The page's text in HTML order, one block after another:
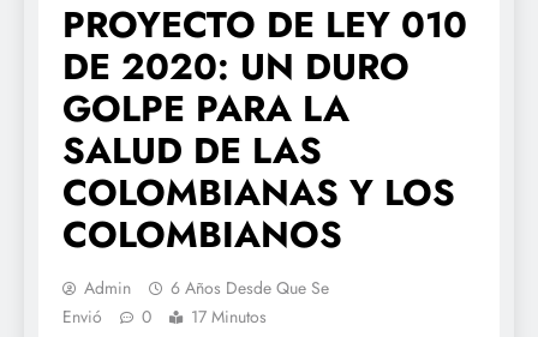
PROYECTO DE LEY 010
DE 2020: UN DURO
GOLPE PARA LA
SALUD DE LAS
COLOMBIANAS Y LOS
COLOMBIANOS
Admin
6 Años Desde Que Se
Envió
0 17 Minutos